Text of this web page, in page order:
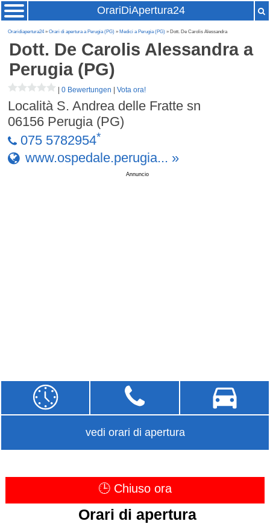
OrariDiApertura24
Oraridiapertura24»Orari di apertura a Perugia (PG) » Medici a Perugia (PG) » Dott. De Carolis Alessandra
Dott. De Carolis Alessandraa
Perugia (PG)
|0 Bewertungen |Vota ora!
Località S. Andrea delle Fratte sn
06156 Perugia (PG)
075 5782954*
www.ospedale.perugia... »
Annuncio
vedi orari di apertura
🕒 Chiuso ora
Orari di apertura